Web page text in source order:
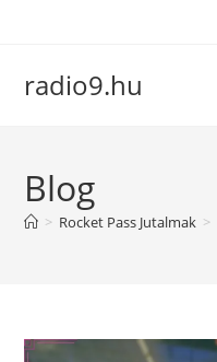
radio9.hu
Blog
> Rocket Pass Jutalmak >